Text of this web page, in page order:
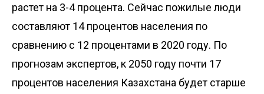
растет на 3-4 процента. Сейчас пожилые люди
составляют 14 процентов населения по
сравнению с 12 процентами в 2020 году. По
прогнозам экспертов, к 2050 году почти 17
процентов населения Казахстана будет старше